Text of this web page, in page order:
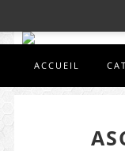
ACCUEIL